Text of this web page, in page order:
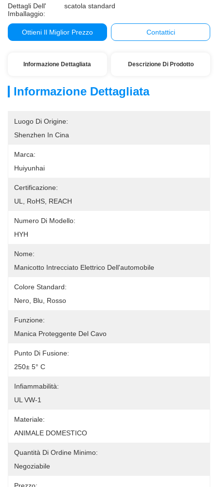
Dettagli Dell'
Imballaggio:
scatola standard
Ottieni Il Miglior Prezzo Contattici
Informazione Dettagliata Descrizione Di Prodotto
Informazione Dettagliata
Luogo Di Origine:
Shenzhen In Cina
Marca:
Huiyunhai
Certificazione:
UL, RoHS, REACH
Numero Di Modello:
HYH
Nome:
Manicotto Intrecciato Elettrico Dell'automobile
Colore Standard:
Nero, Blu, Rosso
Funzione:
Manica Proteggente Del Cavo
Punto Di Fusione:
250± 5° C
Infiammabilità:
UL VW-1
Materiale:
ANIMALE DOMESTICO
Quantità Di Ordine Minimo:
Negoziabile